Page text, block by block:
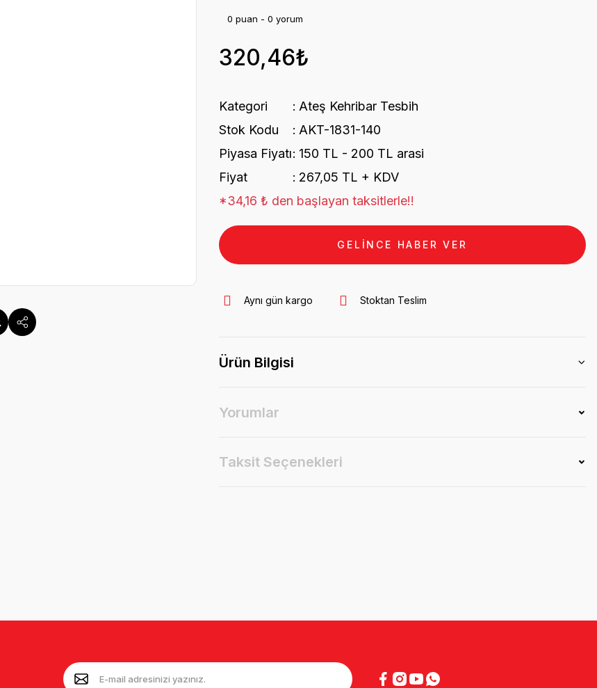
0 puan - 0 yorum
320,46₺
Kategori
Ateş Kehribar Tesbih
Stok Kodu
AKT-1831-140
Piyasa Fiyatı 150 TL - 200 TL arasi
Fiyat
267,05 TL + KDV
*34,16 ₺ den başlayan taksitlerle!!
GELİNCE HABER VER
Aynı gün kargo Stoktan Teslim
Ürün Bilgisi
Yorumlar
Taksit Seçenekleri